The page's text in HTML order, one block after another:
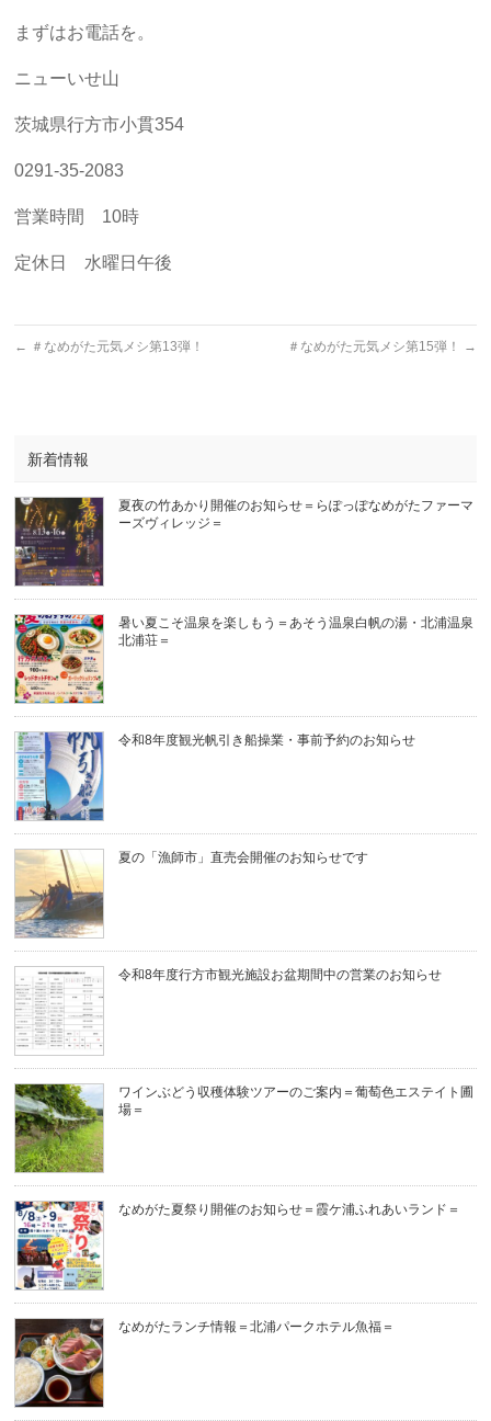
まずはお電話を。
ニューいせ山
茨城県行方市小貫354
0291-35-2083
営業時間 10時
定休日 水曜日午後
← ＃なめがた元気メシ第13弾！ ＃なめがた元気メシ第15弾！ →
新着情報
夏夜の竹あかり開催のお知らせ＝らぽっぽなめがたファーマ
ーズヴィレッジ＝
暑い夏こそ温泉を楽しもう＝あそう温泉白帆の湯・北浦温泉
北浦荘＝
令和8年度観光帆引き船操業・事前予約のお知らせ
夏の「漁師市」直売会開催のお知らせです
令和8年度行方市観光施設お盆期間中の営業のお知らせ
ワインぶどう収穫体験ツアーのご案内＝葡萄色エステイト圃
場＝
なめがた夏祭り開催のお知らせ＝霞ケ浦ふれあいランド＝
なめがたランチ情報＝北浦パークホテル魚福＝